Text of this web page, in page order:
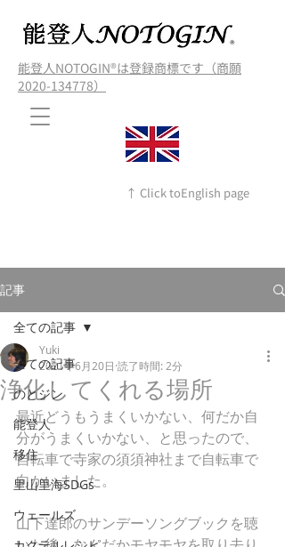
能登人NOTOGIN®️は登録商標です（商願
2020-134778）
↑ Click toEnglish page
記事
全ての記事
のとジン
能登人
移住
里山里海SDGs
ウェールズ
全ての記事
浄化してくれる場所
Yuki
2021年6月20日 読了時間: 2分
最近どうもうまくいかない、何だか自
分がうまくいかない、と思ったので、
自転車で寺家の須須神社まで自転車で
向かいました。
山下達郎のサンデーソングブックを聴